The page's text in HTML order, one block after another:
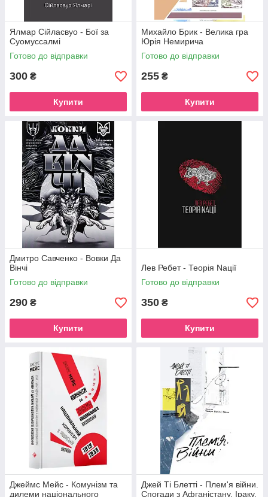
Ялмар Сійласвуо - Бої за
Суомуссалмі
Готово до відправки
300 ₴
Купити
Михайло Брик - Велика гра
Юрія Немирича
Готово до відправки
255 ₴
Купити
Дмитро Савченко - Вовки Да
Вінчі
Готово до відправки
290 ₴
Купити
Лев Ребет - Теорія Nації
Готово до відправки
350 ₴
Купити
Джеймс Мейс - Комунізм та
дилеми національного
Джей Ті Блетті - Плем'я війни.
Спогади з Афганістану, Іраку,